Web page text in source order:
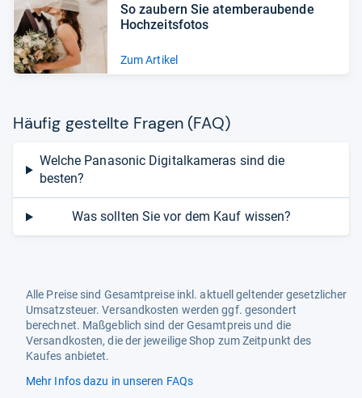
So zau­bern Sie atem­be­rau­bende
Hoch­zeits­fo­tos
Zum Artikel
Häu­fig gestellte Fra­gen (FAQ)
Welche Panasonic Digitalkameras sind die
besten?
Was sollten Sie vor dem Kauf wissen?
Alle Preise sind Gesamtpreise inkl. aktuell geltender gesetzlicher
Umsatzsteuer. Versandkosten werden ggf. gesondert
berechnet. Maßgeblich sind der Gesamtpreis und die
Versandkosten, die der jeweilige Shop zum Zeitpunkt des
Kaufes anbietet.
Mehr Infos dazu in unseren FAQs